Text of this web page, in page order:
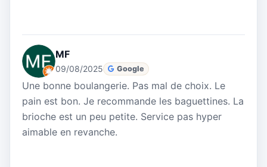
MF
09/08/2025 Google
Une bonne boulangerie. Pas mal de choix. Le
pain est bon. Je recommande les baguettines. La
brioche est un peu petite. Service pas hyper
aimable en revanche.